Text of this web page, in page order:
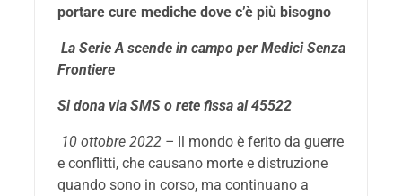
portare cure mediche dove c’è più bisogno
La Serie A scende in campo per Medici Senza
Frontiere
Si dona via SMS o rete fissa al 45522
10 ottobre 2022 – Il mondo è ferito da guerre
e conflitti, che causano morte e distruzione
quando sono in corso, ma continuano a